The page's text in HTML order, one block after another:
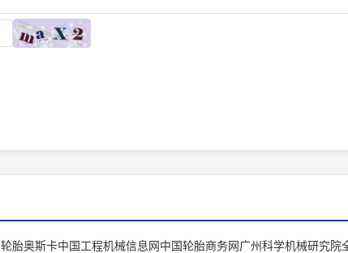
轮胎奥斯卡中国工程机械信息网中国轮胎商务网广州科学机械研究院